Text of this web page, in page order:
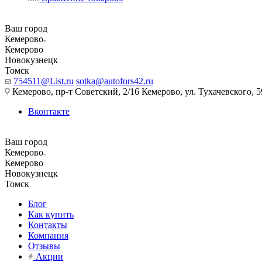
Ваш город
Кемерово
Кемерово
Новокузнецк
Томск
754511@List.ru sotka@autofors42.ru
Кемерово, пр-т Советский, 2/16 Кемерово, ул. Тухачевского,
Вконтакте
Ваш город
Кемерово
Кемерово
Новокузнецк
Томск
Блог
Как купить
Контакты
Компания
Отзывы
Акции